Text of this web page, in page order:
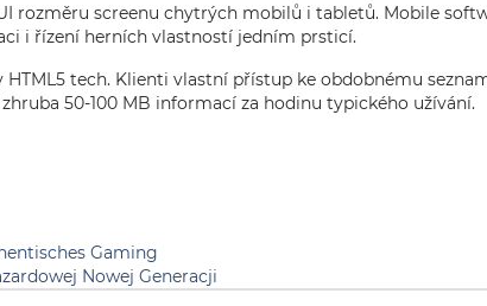
rozměru screenu chytrých mobilů i tabletů. Mobile
i řízení herních vlastností jedním prsticí.
tech. Klienti vlastní přístup ke obdobnému
50-100 MB informací za hodinu typického užívání.
Gaming
Nowej Generacji